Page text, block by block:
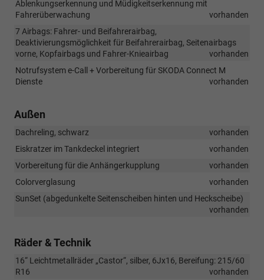
Ablenkungserkennung und Müdigkeitserkennung mit
Fahrerüberwachung
vorhanden
7 Airbags: Fahrer- und Beifahrerairbag,
Deaktivierungsmöglichkeit für Beifahrerairbag, Seitenairbags
vorne, Kopfairbags und Fahrer-Knieairbag
vorhanden
Notrufsystem e-Call + Vorbereitung für SKODA Connect M
Dienste
vorhanden
Außen
Dachreling, schwarz
vorhanden
Eiskratzer im Tankdeckel integriert
vorhanden
Vorbereitung für die Anhängerkupplung
vorhanden
Colorverglasung
vorhanden
SunSet (abgedunkelte Seitenscheiben hinten und Heckscheibe)
vorhanden
Räder & Technik
16“ Leichtmetallräder „Castor“, silber, 6Jx16, Bereifung: 215/60
R16
vorhanden